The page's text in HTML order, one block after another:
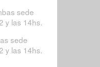
sede
y las 14hs.
sede
y las 14hs.